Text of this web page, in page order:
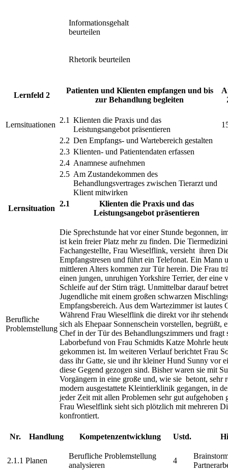
Informationsgehalt
beurteilen
Rhetorik beurteilen
Lernfeld 2
Patienten und Klienten empfangen und bis
zur Behandlung begleiten
Lernsituationen
2.1 Klienten die Praxis und das
Leistungsangebot präsentieren
2.2 Den Empfangs- und Wartebereich gestalten
2.3 Klienten- und Patientendaten erfassen
2.4 Anamnese aufnehmen
2.5 Am Zustandekommen des
Behandlungsvertrages zwischen Tierarzt und
Klient mitwirken
Lernsituation
2.1
Klienten die Praxis und das
Leistungsangebot präsentieren
Berufliche
Problemstellung
Die Sprechstunde hat vor einer Stunde begonnen,
ist kein freier Platz mehr zu finden. Die
Fachangestellte, Frau Wieselflink, versieht ihren
Empfangstresen und führt ein Telefonat. Ein Mann
mittleren Alters kommen zur Tür herein. Die Frau
einen jungen, unruhigen Yorkshire Terrier, der eine
Schleife auf der Stirn trägt. Unmittelbar darauf
Jugendliche mit einem großen schwarzen
Empfangsbereich. Aus dem Wartezimmer ist lautes
Während Frau Wieselflink die direkt vor ihr
sich als Ehepaar Sonnenschein vorstellen, begrüßt,
Chef in der Tür des Behandlungszimmers und fragt
Laborbefund von Frau Schmidts Katze Mohrle
gekommen ist. Im weiteren Verlauf berichtet Frau
dass ihr Gatte, sie und ihr kleiner Hund Sunny vor
diese Gegend gezogen sind. Bisher waren sie mit
Vorgängern in eine große und, wie sie betont, sehr
modern ausgestattete Kleintierklinik gegangen, in
jeder Zeit mit allen Problemen sehr gut aufgehoben
Frau Wieselflink sieht sich plötzlich mit mehreren
konfrontiert.
Nr. Handlung Kompetenzentwicklung Ustd.
2.1.1 Planen
Berufliche Problemstellung
analysieren
4